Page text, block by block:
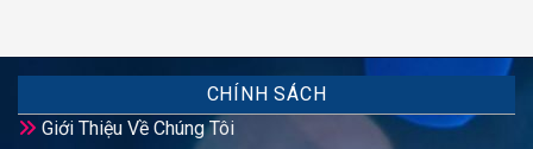
CHÍNH SÁCH
Giới Thiệu Về Chúng Tôi